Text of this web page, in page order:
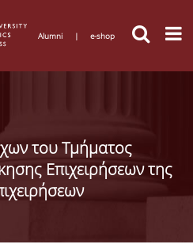
Alumni | e-shop
του Τμήματος
Επιχειρήσεων της